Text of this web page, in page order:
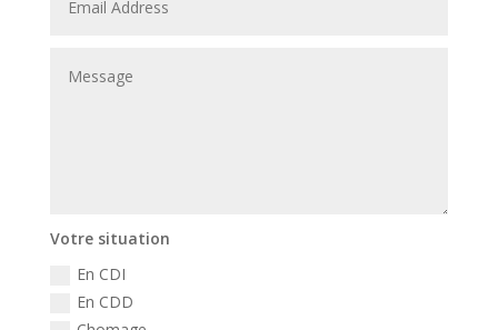
Votre situation
En CDI
En CDD